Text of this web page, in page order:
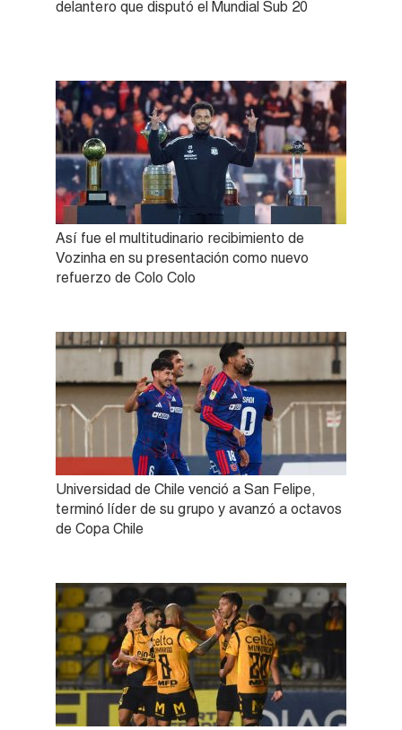
delantero que disputó el Mundial Sub 20
Así fue el multitudinario recibimiento de
Vozinha en su presentación como nuevo
refuerzo de Colo Colo
Universidad de Chile venció a San Felipe,
terminó líder de su grupo y avanzó a octavos
de Copa Chile